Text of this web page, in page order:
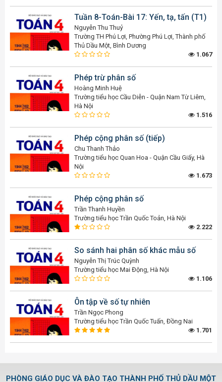
Tuần 8-Toán-Bài 17: Yến, tạ, tấn (T1)
Nguyễn Thu Thuỷ
Trường TH Phú Lợi, Phường Phú Lợi, Thành phố
Thủ Dầu Một, Bình Dương
1.067
Phép trừ phân số
Hoàng Minh Huệ
Trường tiểu học Cầu Diễn - Quận Nam Từ Liêm,
Hà Nội
1.516
Phép cộng phân số (tiếp)
Chu Thanh Thảo
Trường tiểu học Quan Hoa - Quận Cầu Giấy, Hà
Nội
1.673
Phép cộng phân số
Trần Thanh Huyền
Trường tiểu học Trần Quốc Toản, Hà Nội
2.222
So sánh hai phân số khác mẫu số
Nguyễn Thị Trúc Quỳnh
Trường tiểu học Mai Động, Hà Nội
1.106
Ôn tập về số tự nhiên
Trần Ngọc Phong
Trường tiểu học Trần Quốc Tuấn, Đồng Nai
1.701
PHÒNG GIÁO DỤC VÀ ĐÀO TẠO THÀNH PHỐ THỦ DẦU MỘT